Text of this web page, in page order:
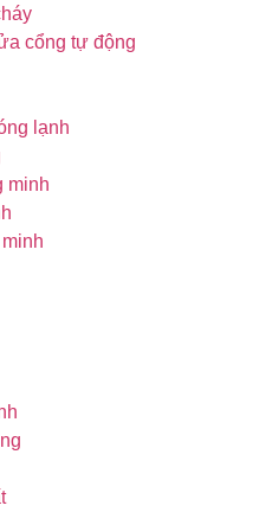
cổng tự động
lạnh
minh